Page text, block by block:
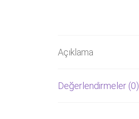
Açıklama
Değerlendirmeler (0)